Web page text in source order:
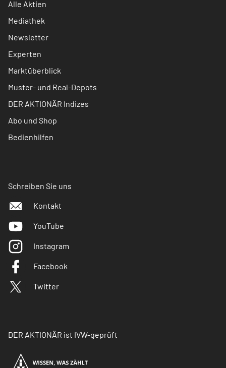
Alle Aktien
Mediathek
Newsletter
Experten
Marktüberblick
Muster- und Real-Depots
DER AKTIONÄR Indizes
Abo und Shop
Bedienhilfen
Schreiben Sie uns
Kontakt
YouTube
Instagram
Facebook
Twitter
DER AKTIONÄR ist IVW-geprüft